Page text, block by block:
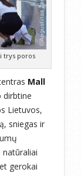
trys poros
Mall
dirbtine
Lietuvos,
sniegas ir
natūraliai
gerokai